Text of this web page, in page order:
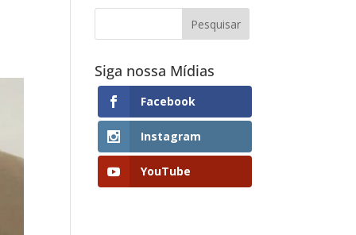
Siga nossa Mídias
Facebook
Instagram
YouTube